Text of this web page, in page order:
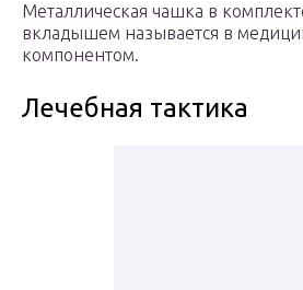
Металлическая чашка в
вкладышем называется в
компонентом.
Лечебная тактика